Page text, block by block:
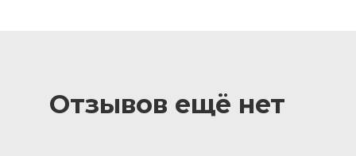
Отзывов ещё нет